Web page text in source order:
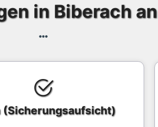
in Biberach
(Sicherungsaufsicht)